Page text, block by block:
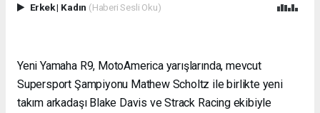
Erkek| Kadın (Haberi Sesli Oku)
Yeni Yamaha R9, MotoAmerica yarışlarında, mevcut
Supersport Şampiyonu Mathew Scholtz ile birlikte yeni
takım arkadaşı Blake Davis ve Strack Racing ekibiyle